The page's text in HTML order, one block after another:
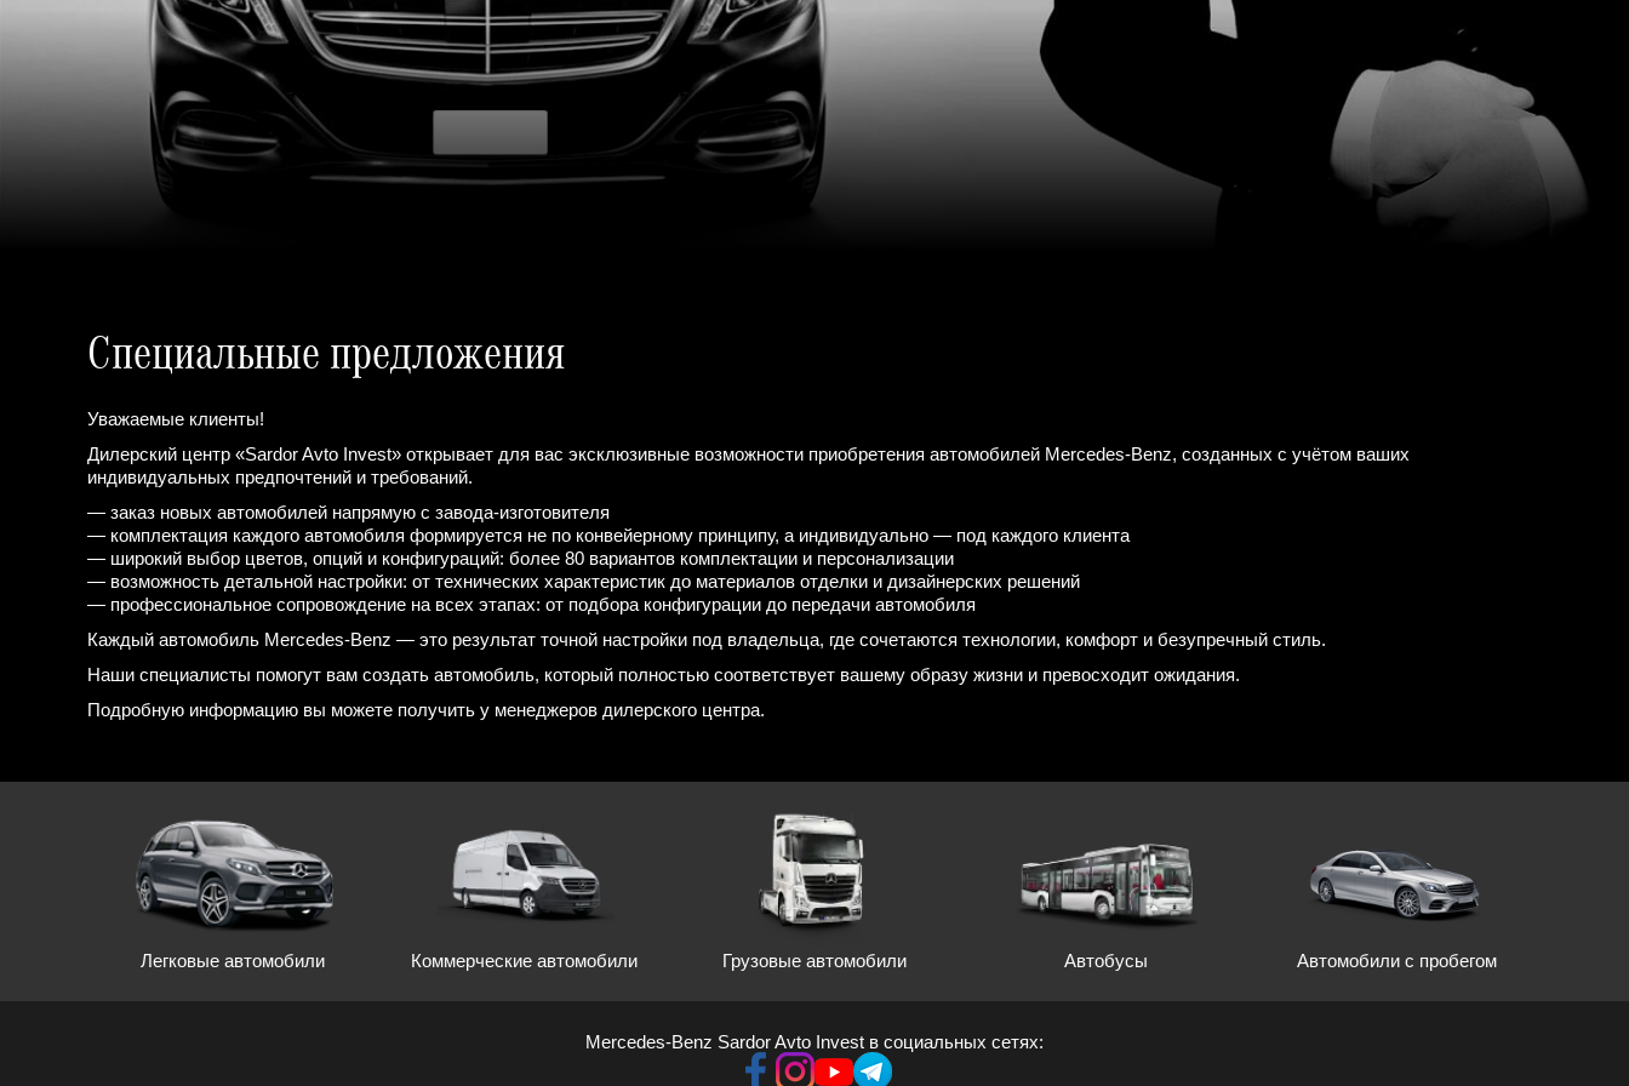
Специальные предложения
Уважаемые клиенты!
Дилерский центр «Sardor Avto Invest» открывает для вас эксклюзивные возможности приобретения автомобилей Mercedes-Benz, созданных с учётом ваших
индивидуальных предпочтений и требований.
— заказ новых автомобилей напрямую с завода-изготовителя
— комплектация каждого автомобиля формируется не по конвейерному принципу, а индивидуально — под каждого клиента
— широкий выбор цветов, опций и конфигураций: более 80 вариантов комплектации и персонализации
— возможность детальной настройки: от технических характеристик до материалов отделки и дизайнерских решений
— профессиональное сопровождение на всех этапах: от подбора конфигурации до передачи автомобиля
Каждый автомобиль Mercedes-Benz — это результат точной настройки под владельца, где сочетаются технологии, комфорт и безупречный стиль.
Наши специалисты помогут вам создать автомобиль, который полностью соответствует вашему образу жизни и превосходит ожидания.
Подробную информацию вы можете получить у менеджеров дилерского центра.
Легковые автомобили Коммерческие автомобили Грузовые автомобили Автобусы Автомобили с пробегом
Mercedes-Benz Sardor Avto Invest в социальных сетях: